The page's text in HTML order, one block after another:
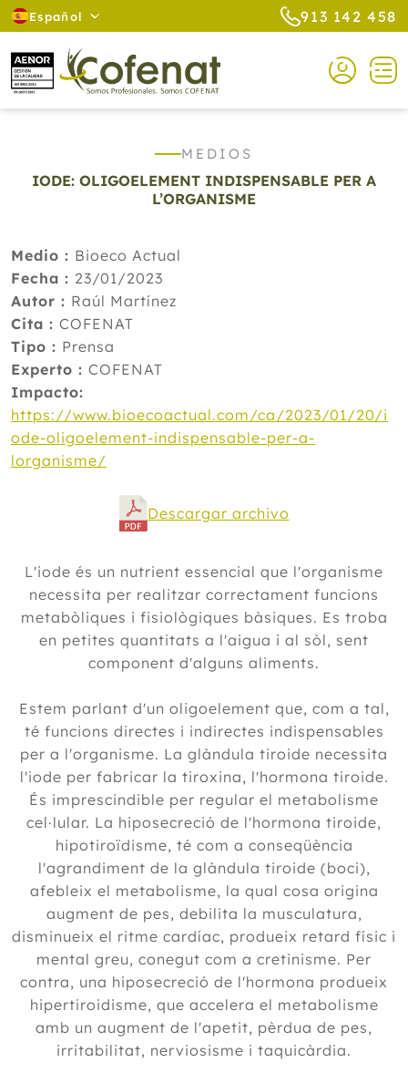
Español 913 142 458
MEDIOS
IODE: OLIGOELEMENT INDISPENSABLE PER A
L’ORGANISME
Medio : Bioeco Actual
Fecha : 23/01/2023
Autor : Raúl Martínez
Cita : COFENAT
Tipo : Prensa
Experto : COFENAT
Impacto:
https://www.bioecoactual.com/ca/2023/01/20/i
ode-oligoelement-indispensable-per-a-
lorganisme/
Descargar archivo
L'iode és un nutrient essencial que l'organisme
necessita per realitzar correctament funcions
metabòliques i fisiològiques bàsiques. Es troba
en petites quantitats a l'aigua i al sòl, sent
component d'alguns aliments.
Estem parlant d'un oligoelement que, com a tal,
té funcions directes i indirectes indispensables
per a l'organisme. La glàndula tiroide necessita
l'iode per fabricar la tiroxina, l'hormona tiroide.
És imprescindible per regular el metabolisme
cel·lular. La hiposecreció de l'hormona tiroide,
hipotiroïdisme, té com a conseqüència
l'agrandiment de la glàndula tiroide (boci),
afebleix el metabolisme, la qual cosa origina
augment de pes, debilita la musculatura,
disminueix el ritme cardíac, produeix retard físic i
mental greu, conegut com a cretinisme. Per
contra, una hiposecreció de l'hormona produeix
hipertiroidisme, que accelera el metabolisme
amb un augment de l'apetit, pèrdua de pes,
irritabilitat, nerviosisme i taquicàrdia.